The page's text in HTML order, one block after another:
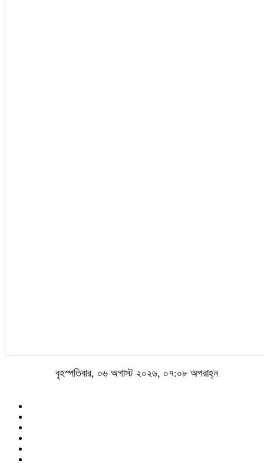
বৃহস্পতিবার, ০৬ অগাস্ট ২০২৬, ০৭:০৮ অপরাহ্ন